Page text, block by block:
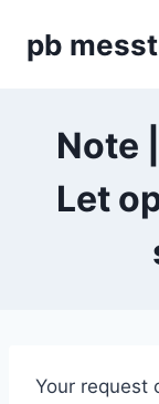
Inhaltpb
Note
Let
Your request